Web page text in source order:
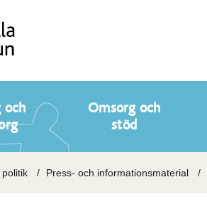
och
Omsorg och
stöd
Press- och informationsmaterial